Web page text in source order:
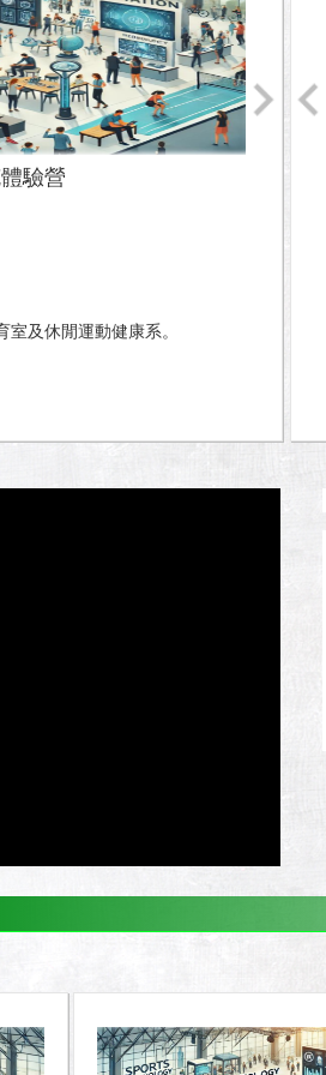
驗營
及休閒運動健康系。